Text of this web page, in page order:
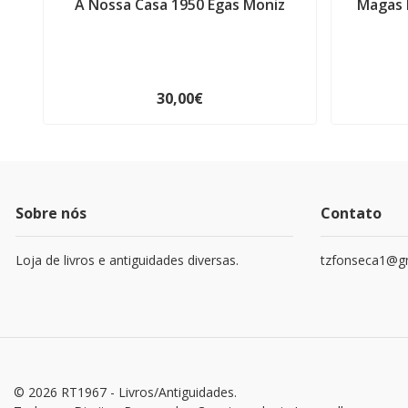
A Nossa Casa 1950 Egas Moniz
30,00€
Sobre nós
Loja de livros e antiguidades diversas.
Contato
© 2026 RT1967 - Livros/Antiguidades.